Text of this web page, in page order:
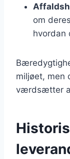
om
hvordan
miljøet, men
værdsætter